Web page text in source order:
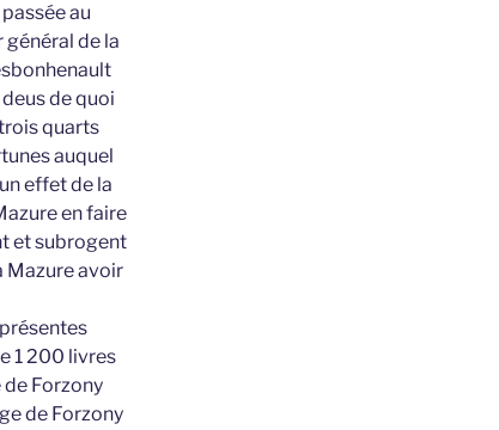
au
de la
de quoi
quarts
auquel
effet de la
en faire
et subrogent
Mazure avoir
1 200 livres
Forzony
de Forzony